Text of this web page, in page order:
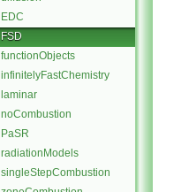
EDC
FSD
functionObjects
infinitelyFastChemistry
laminar
noCombustion
PaSR
radiationModels
singleStepCombustion